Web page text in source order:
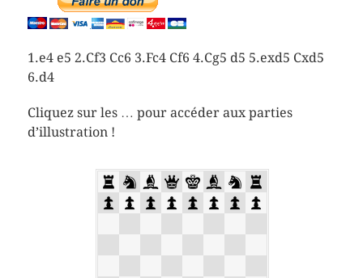
1.e4 e5 2.Cf3 Cc6 3.Fc4 Cf6 4.Cg5 d5 5.exd5 Cxd5
6.d4
Cliquez sur les … pour accéder aux parties
d’illustration !